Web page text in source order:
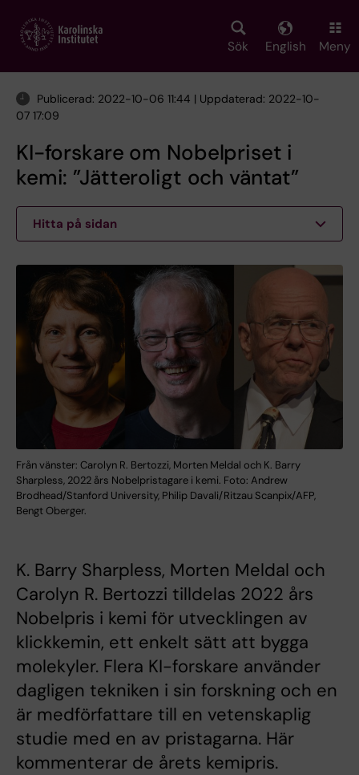
main
Sök English Meny
Publicerad: 2022-10-06 11:44 | Uppdaterad: 2022-10-
07 17:09
KI-forskare om Nobelpriset i
kemi: ”Jätteroligt och väntat”
Hitta på sidan
Från vänster: Carolyn R. Bertozzi, Morten Meldal och K. Barry
Sharpless, 2022 års Nobelpristagare i kemi. Foto: Andrew
Brodhead/Stanford University, Philip Davali/Ritzau Scanpix/AFP,
Bengt Oberger.
K. Barry Sharpless, Morten Meldal och
Carolyn R. Bertozzi tilldelas 2022 års
Nobelpris i kemi för utvecklingen av
klickkemin, ett enkelt sätt att bygga
molekyler. Flera KI-forskare använder
dagligen tekniken i sin forskning och en
är medförfattare till en vetenskaplig
studie med en av pristagarna. Här
kommenterar de årets kemipris.